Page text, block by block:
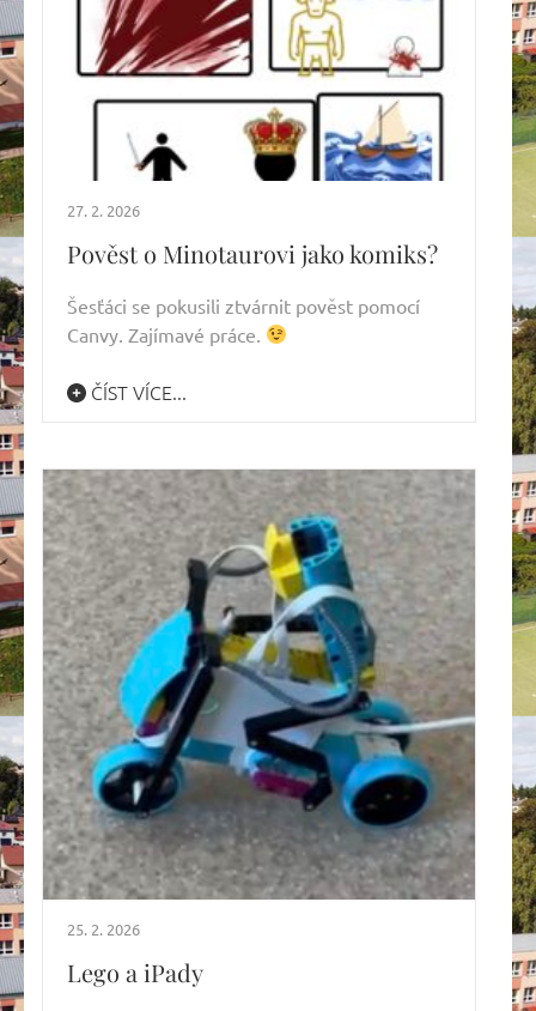
27. 2. 2026
Pověst o Minotaurovi jako komiks?
Šesťáci se pokusili ztvárnit pověst pomocí
Canvy. Zajímavé práce.
ČÍST VÍCE...
25. 2. 2026
Lego a iPady